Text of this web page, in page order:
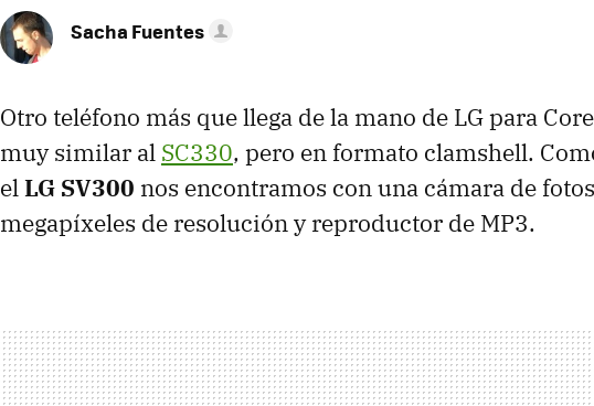
Sacha Fuentes
Otro teléfono más que llega de la mano de LG para
muy similar al SC330, pero en formato clamshell.
elLG SV300 nos encontramos con una cámara de
megapíxeles de resolución y reproductor de MP3.